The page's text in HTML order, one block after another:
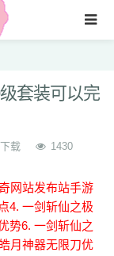
套装可以完
载 1430
网站发布站手游
4. 一剑斩仙之极
势6. 一剑斩仙之
月神器无限刀优